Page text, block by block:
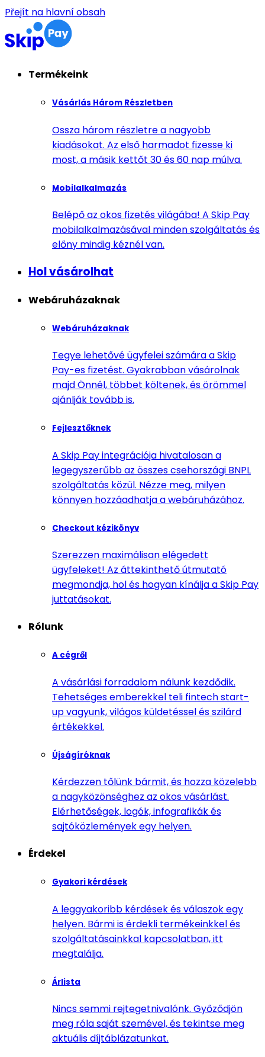
Přejít na hlavní obsah
Termékeink
Vásárlás Három Részletben
Ossza három részletre a nagyobb
kiadásokat. Az első harmadot fizesse ki
most, a másik kettőt 30 és 60 nap múlva.
Mobilalkalmazás
Belépő az okos fizetés világába! A Skip Pay
mobilalkalmazásával minden szolgáltatás és
előny mindig kéznél van.
Hol vásárolhat
Webáruházaknak
Webáruházaknak
Tegye lehetővé ügyfelei számára a Skip
Pay-es fizetést. Gyakrabban vásárolnak
majd Önnél, többet költenek, és örömmel
ajánlják tovább is.
Fejlesztőknek
A Skip Pay integrációja hivatalosan a
legegyszerűbb az összes csehországi BNPL
szolgáltatás közül. Nézze meg, milyen
könnyen hozzáadhatja a webáruházához.
Checkout kézikönyv
Szerezzen maximálisan elégedett
ügyfeleket! Az áttekinthető útmutató
megmondja, hol és hogyan kínálja a Skip Pay
juttatásokat.
Rólunk
A cégről
A vásárlási forradalom nálunk kezdődik.
Tehetséges emberekkel teli fintech start-
up vagyunk, világos küldetéssel és szilárd
értékekkel.
Újságíróknak
Kérdezzen tőlünk bármit, és hozza közelebb
a nagyközönséghez az okos vásárlást.
Elérhetőségek, logók, infografikák és
sajtóközlemények egy helyen.
Érdekel
Gyakori kérdések
A leggyakoribb kérdések és válaszok egy
helyen. Bármi is érdekli termékeinkkel és
szolgáltatásainkkal kapcsolatban, itt
megtalálja.
Árlista
Nincs semmi rejtegetnivalónk. Győződjön
meg róla saját szemével, és tekintse meg
aktuális díjtáblázatunkat.